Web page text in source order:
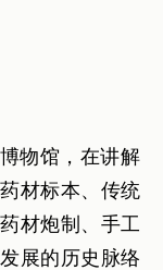
物馆，在讲解
材标本、传统
材炮制、手工
展的历史脉络